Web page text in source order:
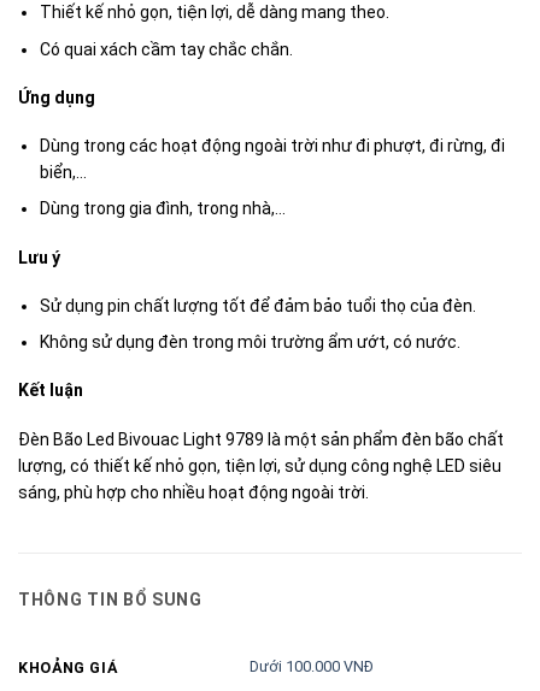
Thiết kế nhỏ gọn, tiện lợi, dễ dàng mang theo.
Có quai xách cầm tay chắc chắn.
Ứng dụng
Dùng trong các hoạt động ngoài trời như đi phượt, đi rừng, đi
biển,…
Dùng trong gia đình, trong nhà,…
Lưu ý
Sử dụng pin chất lượng tốt để đảm bảo tuổi thọ của đèn.
Không sử dụng đèn trong môi trường ẩm ướt, có nước.
Kết luận
Đèn Bão Led Bivouac Light 9789 là một sản phẩm đèn bão chất
lượng, có thiết kế nhỏ gọn, tiện lợi, sử dụng công nghệ LED siêu
sáng, phù hợp cho nhiều hoạt động ngoài trời.
THÔNG TIN BỔ SUNG
KHOẢNG GIÁ Dưới 100.000 VNĐ